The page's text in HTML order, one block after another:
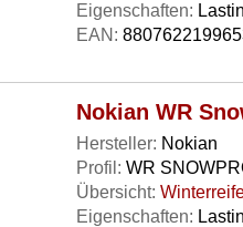
Eigenschaften:
EAN:
Nokian WR
Hersteller: Nokian
Profil: WR
Übersicht:
Eigenschaften: